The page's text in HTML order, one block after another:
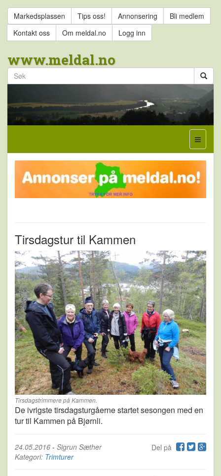
Markedsplassen Tips oss! Annonsering
Bli medlem
Kontakt oss
Om meldal.no Logg inn
www.meldal.no
Tirsdagstur til Kammen
Tirsdagstrimmere på Kammen.
De ivrigste tirsdagsturgåerne startet sesongen med en
tur til Kammen på Bjørnli.
Del på
24.05.2016 - Sigrun Sæther
Kategori: Trimturer